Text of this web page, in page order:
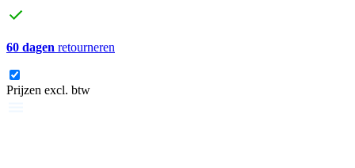
60 dagen retourneren
Prijzen excl. btw